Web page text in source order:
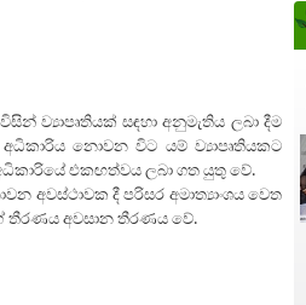
ව්‍යාපෘතියක් සඳහා අනුමැතිය ලබා දීම
නොවන විට යම් ව්‍යාපෘතියකට
එකඟත්වය ලබා ගත යුතු වේ.
අවස්ථාවක දී පරිසර අමාත්‍යාංශය වෙත
තීරණය අවසාන තීරණය වේ.